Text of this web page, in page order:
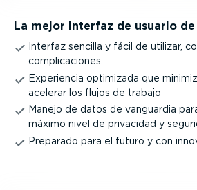
La mejor interfaz de usuario de
Interfaz sencilla y fácil de utilizar,
compli­ca­ciones.
Experiencia optimizada que
acelerar los flujos de trabajo
Manejo de datos de vanguardia
máximo nivel de privacidad y
Preparado para el futuro y con